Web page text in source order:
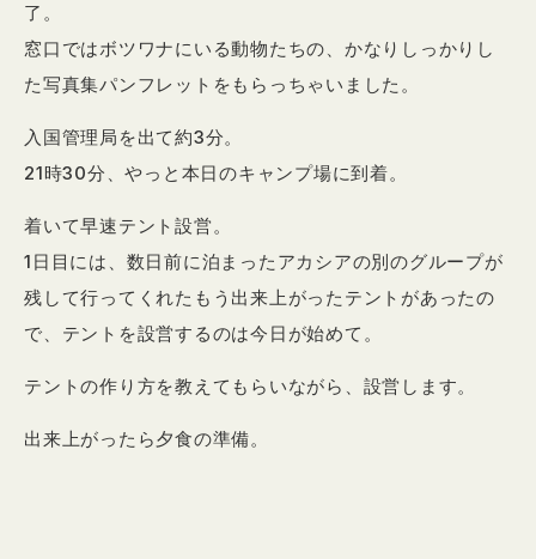
了。
窓口ではボツワナにいる動物たちの、かなりしっかりし
た写真集パンフレットをもらっちゃいました。
入国管理局を出て約3分。
21時30分、やっと本日のキャンプ場に到着。
着いて早速テント設営。
1日目には、数日前に泊まったアカシアの別のグループが
残して行ってくれたもう出来上がったテントがあったの
で、テントを設営するのは今日が始めて。
テントの作り方を教えてもらいながら、設営します。
出来上がったら夕食の準備。